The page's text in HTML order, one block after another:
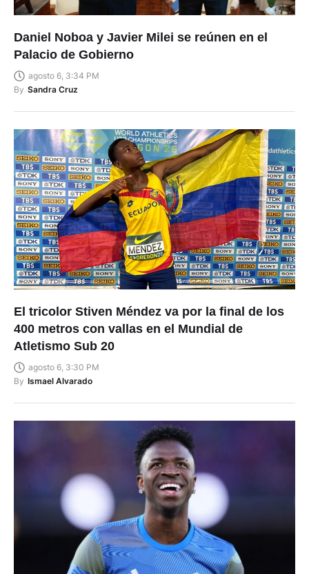
Daniel Noboa y Javier Milei se reúnen en el
Palacio de Gobierno
agosto 6, 3:34 PM
By Sandra Cruz
El tricolor Stiven Méndez va por la final de los
400 metros con vallas en el Mundial de
Atletismo Sub 20
agosto 6, 3:30 PM
By Ismael Alvarado